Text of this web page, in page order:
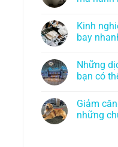
Kinh
bay
Những
bạn có
Giảm
những